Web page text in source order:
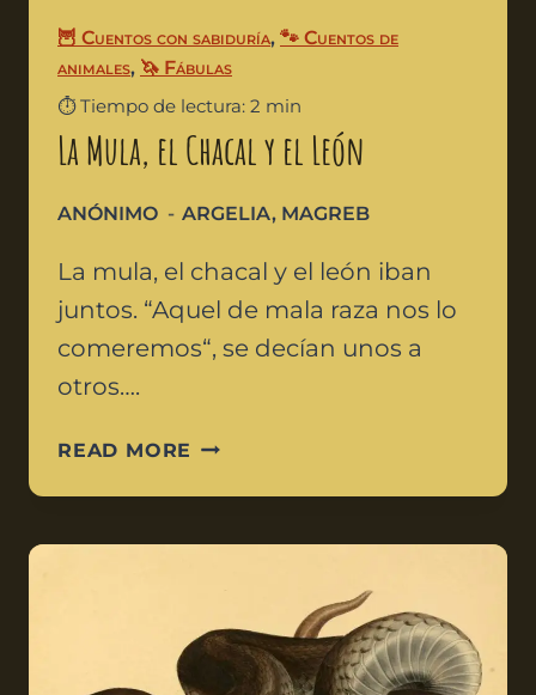
🦉 Cuentos con sabiduría, 🐾 Cuentos de
animales, 🦄 Fábulas
⏱️ Tiempo de lectura: 2 min
La Mula, el Chacal y el León
ANÓNIMO ARGELIA, MAGREB
La mula, el chacal y el león iban
juntos. “Aquel de mala raza nos lo
comeremos“, se decían unos a
otros….
READ MORE